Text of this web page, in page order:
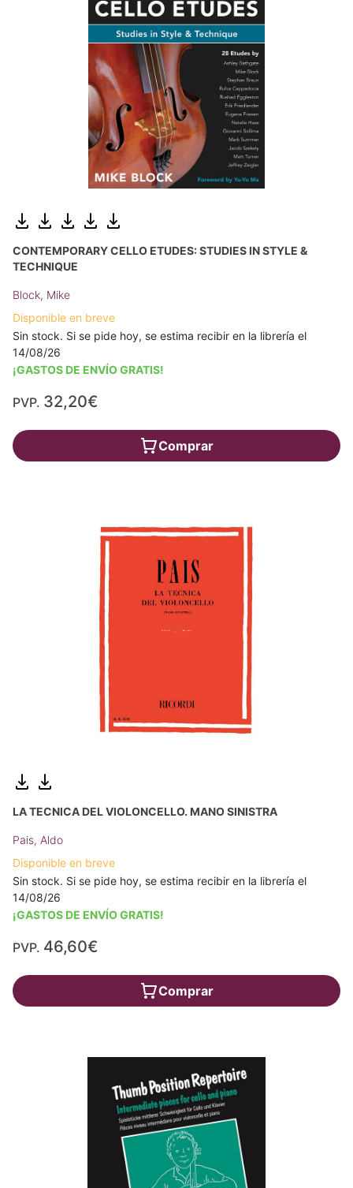
CONTEMPORARY CELLO ETUDES: STUDIES IN STYLE &
TECHNIQUE
Block, Mike
Disponible en breve
Sin stock. Si se pide hoy, se estima recibir en la librería el
14/08/26
¡GASTOS DE ENVÍO GRATIS!
PVP. 32,20€
Comprar
LA TECNICA DEL VIOLONCELLO. MANO SINISTRA
Pais, Aldo
Disponible en breve
Sin stock. Si se pide hoy, se estima recibir en la librería el
14/08/26
¡GASTOS DE ENVÍO GRATIS!
PVP. 46,60€
Comprar